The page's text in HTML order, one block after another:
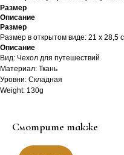
Размер
Описание
Размер
Размер в открытом виде: 21 х 28,5
Описание
Вид: Чехол для путешествий
Материал: Ткань
Уровни: Складная
Weight: 130g
Смотрите также